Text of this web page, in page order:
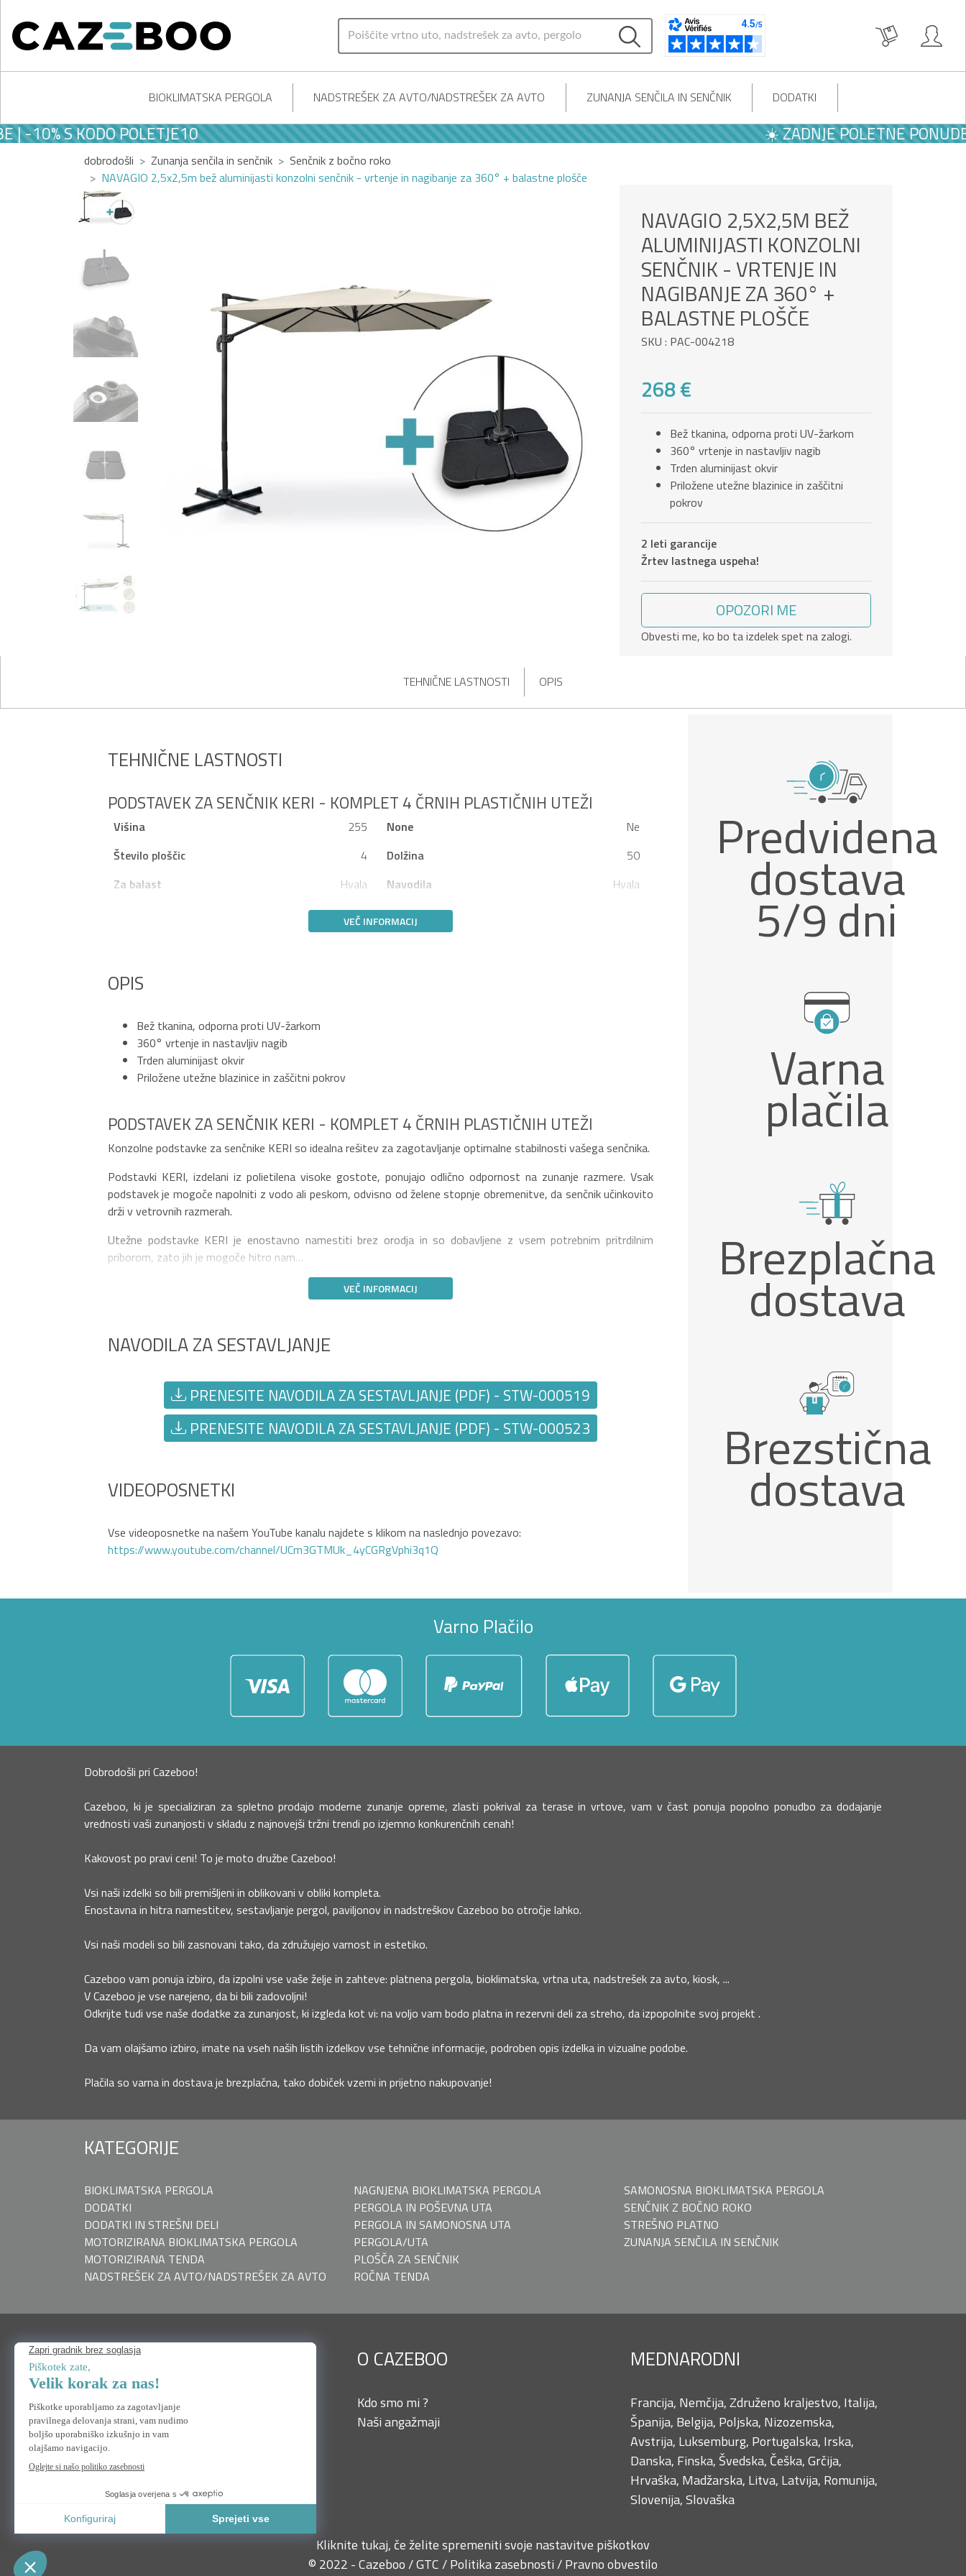
BIOKLIMATSKA PERGOLA NADSTREŠEK ZA AVTO/NADSTREŠEK ZA AVTO ZUNANJA SENČILA IN SENČNIK DODATKI
S KODO POLETJE10 ☀️ ZADNJE POLETNE PONUDBE | -
dobrodošli Zunanja senčila in senčnik
Senčnik z bočno roko
NAVAGIO 2,5x2,5m bež aluminijasti konzolni senčnik - vrtenje in nagibanje za 360° + balastne plošče
NAVAGIO 2,5X2,5M BEŽ
ALUMINIJASTI KONZOLNI
SENČNIK - VRTENJE IN
NAGIBANJE ZA 360° +
BALASTNE PLOŠČE
SKU : PAC-004218
268 €
Bež tkanina, odporna proti UV-žarkom
360° vrtenje in nastavljiv nagib
Trden aluminijast okvir
Priložene utežne blazinice in zaščitni
pokrov
2 leti garancije
Žrtev lastnega uspeha!
OPOZORI ME
Obvesti me, ko bo ta izdelek spet na zalogi.
TEHNIČNE LASTNOSTI OPIS
TEHNIČNE LASTNOSTI
PODSTAVEK ZA SENČNIK KERI - KOMPLET 4 ČRNIH PLASTIČNIH UTEŽI
Višina 255 None
Ne
Število ploščic
4 Dolžina
50
Za balast
Hvala Navodila Hvala
VEČ INFORMACIJ
OPIS
Bež tkanina, odporna proti UV-žarkom
360° vrtenje in nastavljiv nagib
Trden aluminijast okvir
Priložene utežne blazinice in zaščitni pokrov
PODSTAVEK ZA SENČNIK KERI - KOMPLET 4 ČRNIH PLASTIČNIH UTEŽI
Konzolne podstavke za senčnike KERI so idealna rešitev za zagotavljanje optimalne stabilnosti vašega senčnika.
Podstavki KERI, izdelani iz polietilena visoke gostote, ponujajo odlično odpornost na zunanje razmere. Vsak
podstavek je mogoče napolniti z vodo ali peskom, odvisno od želene stopnje obremenitve, da senčnik učinkovito
drži v vetrovnih razmerah.
Utežne podstavke KERI je enostavno namestiti brez orodja in so dobavljene z vsem potrebnim pritrdilnim
priborom, zato jih je mogoče hitro nam…
VEČ INFORMACIJ
NAVODILA ZA SESTAVLJANJE
PRENESITE NAVODILA ZA SESTAVLJANJE (PDF) - STW-000519
PRENESITE NAVODILA ZA SESTAVLJANJE (PDF) - STW-000523
VIDEOPOSNETKI
Vse videoposnetke na našem YouTube kanalu najdete s klikom na naslednjo povezavo:
https://www.youtube.com/channel/UCm3GTMUk_4yCGRgVphi3q1Q
Predvidena
dostava
5/9 dni
Varna
plačila
Brezplačna
dostava
Brezstična
dostava
Varno Plačilo
Dobrodošli pri Cazeboo!
Cazeboo, ki je specializiran za spletno prodajo moderne zunanje opreme, zlasti pokrival za terase in vrtove, vam v čast ponuja popolno ponudbo za dodajanje
vrednosti vaši zunanjosti v skladu z najnovejši tržni trendi po izjemno konkurenčnih cenah!
Kakovost po pravi ceni! To je moto družbe Cazeboo!
Vsi naši izdelki so bili premišljeni in oblikovani v obliki kompleta.
Enostavna in hitra namestitev, sestavljanje pergol, paviljonov in nadstreškov Cazeboo bo otročje lahko.
Vsi naši modeli so bili zasnovani tako, da združujejo varnost in estetiko.
Cazeboo vam ponuja izbiro, da izpolni vse vaše želje in zahteve: platnena pergola, bioklimatska, vrtna uta, nadstrešek za avto, kiosk, ...
V Cazeboo je vse narejeno, da bi bili zadovoljni!
Odkrijte tudi vse naše dodatke za zunanjost, ki izgleda kot vi: na voljo vam bodo platna in rezervni deli za streho, da izpopolnite svoj projekt .
Da vam olajšamo izbiro, imate na vseh naših listih izdelkov vse tehnične informacije, podroben opis izdelka in vizualne podobe.
Plačila so varna in dostava je brezplačna, tako dobiček vzemi in prijetno nakupovanje!
KATEGORIJE
BIOKLIMATSKA PERGOLA
DODATKI
DODATKI IN STREŠNI DELI
MOTORIZIRANA BIOKLIMATSKA PERGOLA
MOTORIZIRANA TENDA
NADSTREŠEK ZA AVTO/NADSTREŠEK ZA AVTO
NAGNJENA BIOKLIMATSKA PERGOLA
PERGOLA IN POŠEVNA UTA
PERGOLA IN SAMONOSNA UTA
PERGOLA/UTA
PLOŠČA ZA SENČNIK
ROČNA TENDA
SAMONOSNA BIOKLIMATSKA PERGOLA
SENČNIK Z BOČNO ROKO
STREŠNO PLATNO
ZUNANJA SENČILA IN SENČNIK
RABIM POMOČ
Kontaktiraj nas
pogosta vprašanja
O CAZEBOO
Kdo smo mi ?
Naši angažmaji
MEDNARODNI
Francija, Nemčija, Združeno kraljestvo, Italija,
Španija, Belgija, Poljska, Nizozemska,
Avstrija, Luksemburg, Portugalska, Irska,
Danska, Finska, Švedska, Češka, Grčija,
Hrvaška, Madžarska, Litva, Latvija, Romunija,
Slovenija, Slovaška
Kliknite tukaj, če želite spremeniti svoje nastavitve piškotkov
© 2022 - Cazeboo /GTC/Politika zasebnosti/Pravno obvestilo